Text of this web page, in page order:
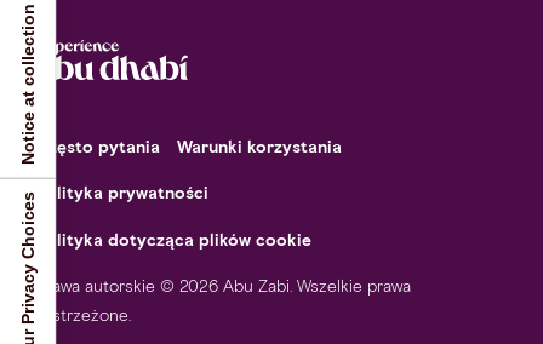
Często pytania Warunki korzystania
Polityka prywatności
Polityka dotycząca plików cookie
Prawa autorskie © 2026 Abu Zabi. Wszelkie prawa
zastrzeżone.
Your Privacy Choices
Notice at collection